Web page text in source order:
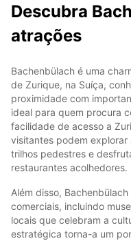
Descubra
atrações
Bachenbülach é uma
de Zurique, na Suíça,
proximidade com
ideal para quem procura
facilidade de acesso a
visitantes podem
trilhos pedestres e
restaurantes acolhedores.
Além disso,
comerciais, incluindo
locais que celebram a
estratégica torna-a um